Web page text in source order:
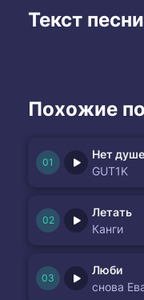
Текст
Похожие
Нет
GUT1K
Летать
Канги
Люби
снова